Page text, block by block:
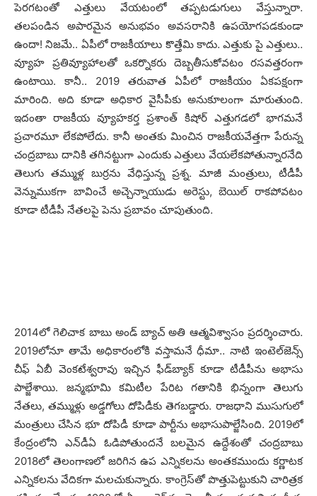
పెర‌గ‌టంతో ఎత్తులు వేయ‌టంలో త‌ప్ప‌ట‌డుగులు వేస్తున్నారా.
త‌ల‌పండిన అపార‌మైన అనుభ‌వం అవ‌స‌రానికి ఉప‌యోగ‌ప‌డ‌కుండా
ఉందా! నిజ‌మే.. ఏపీలో రాజ‌కీయాలు కొత్తేమి కాదు. ఎత్తుకు పై ఎత్తులు..
వ్యూహ ప్ర‌తివ్యూహాల‌తో ఒక‌ర్నొక‌రు దెబ్బ‌తీసుకోవ‌టం ర‌స‌వ‌త్త‌రంగా
ఉంటాయి. కానీ.. 2019 త‌రువాత ఏపీలో రాజ‌కీయం ఏక‌ప‌క్షంగా
మారింది. అది కూడా అధికార వైసీపీకు అనుకూలంగా మారుతుంది.
ఇదంతా రాజ‌కీయ వ్యూహ‌క‌ర్త ప్ర‌శాంత్ కిషోర్ ఎత్తుగ‌డ‌లో భాగ‌మ‌నే
ప్ర‌చార‌మూ లేక‌పోలేదు. కానీ అంత‌కు మించిన రాజ‌కీయ‌వేత్త‌గా పేరున్న
చంద్ర‌బాబు దానికి త‌గిన‌ట్టుగా ఎందుకు ఎత్తులు వేయ‌లేక‌పోతున్నార‌నేది
తెలుగు త‌మ్ముళ్ల బుర్ర‌ను వేధిస్తున్న ప్ర‌శ్న‌. మాజీ మంత్రులు, టీడీపీ
వెన్నుముక‌గా బావించే అచ్చెన్నాయుడు అరెస్టు, బెయిల్ రాక‌పోవ‌టం
కూడా టీడీపీ నేత‌ల‌పై పెను ప్ర‌బావం చూపుతుంది.
2014లో గెలిచాక బాబు అండ్ బ్యాచ్ అతి ఆత్మ‌విశ్వాసం ప్ర‌ద‌ర్శించారు.
2019లోనూ తామే అధికారంలోకి వ‌స్తామ‌నే ధీమా.. నాటి ఇంటెల్‌జెన్స్
చీఫ్ ఏబీ వెంక‌టేశ్వ‌రావు ఇచ్చిన ఫీడ్‌బ్యాక్ కూడా టీడీపీను అభాసు
పాల్జేశాయి. జ‌న్మ‌భూమి క‌మిటీల పేరిట గ‌తానికి భిన్నంగా తెలుగు
నేత‌లు, త‌మ్ముళ్లు అడ్డ‌గోలు దోపిడీకు తెగ‌బ‌డ్డారు. రాజ‌ధాని ముసుగులో
మంత్రులు చేసిన భూ దోపిడీ కూడా పార్టీను అభాసుపాల్జేసింది. 2019లో
కేంద్రంలోని ఎన్‌డీఏ ఓడిపోతుంద‌నే బ‌ల‌మైన ఉద్దేశంతో చంద్ర‌బాబు
2018లో తెలంగాణ‌లో జ‌రిగిన ఉప ఎన్నిక‌ల‌ను అంత‌క‌ముందు క‌ర్ణాట‌క
ఎన్నిక‌ల‌ను వేదిక‌గా మ‌ల‌చుకున్నారు. కాంగ్రెస్‌తో పొత్తుపెట్టుకుని చారిత్ర‌క